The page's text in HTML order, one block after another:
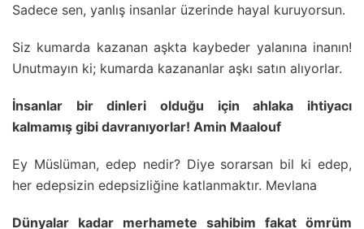
Sadece sen, yanlış insanlar üzerinde hayal kuruyorsun.
Siz kumarda kazanan aşkta kaybeder yalanına inanın!
Unutmayın ki; kumarda kazananlar aşkı satın alıyorlar.
İnsanlar bir dinleri olduğu için ahlaka ihtiyacı
kalmamış gibi davranıyorlar! Amin Maalouf
Ey Müslüman, edep nedir? Diye sorarsan bil ki edep,
her edepsizin edepsizliğine katlanmaktır. Mevlana
Dünyalar kadar merhamete sahibim fakat ömrüm